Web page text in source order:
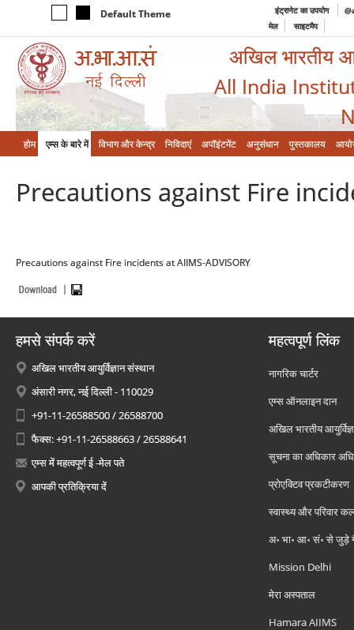
Default Theme इंट्रानेट का उपयोग
मेल
साइटमैप
अखिल भारतीय
All India
होम एम्‍स के बारे में विभाग और केन्‍द्र निविदाएं अपॉइंटमेंट अनुसंधान पुस्तकालय
Precautions against Fire
Precautions against Fire incidents at AIIMS-ADVISORY
हमसे संपर्क करें
अखिल भारतीय आयुर्विज्ञान संस्थान
अंसारी नगर, नई दिल्ली - 110029
+91-11-26588500 / 26588700
फैक्स: +91-11-26588663 / 26588641
एम्स में महत्वपूर्ण ई -मेल पते
आपकी प्रतिक्रिया दें
महत्वपूर्ण लिंक
नागरिक चार्टर
एम्स ऑनलाइन दान
अखिल भारतीय
सूचना का अधिकार
प्रोएक्टिव प्रकटीकरण
स्वास्थ्य और परिवार
अ॰ भा॰ आ॰ सं॰ से जुड़े
Mission Delhi
मेरा अस्पताल
Hamara AIIMS